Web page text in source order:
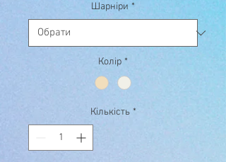
Шарніри *
Колір *
Кількість *